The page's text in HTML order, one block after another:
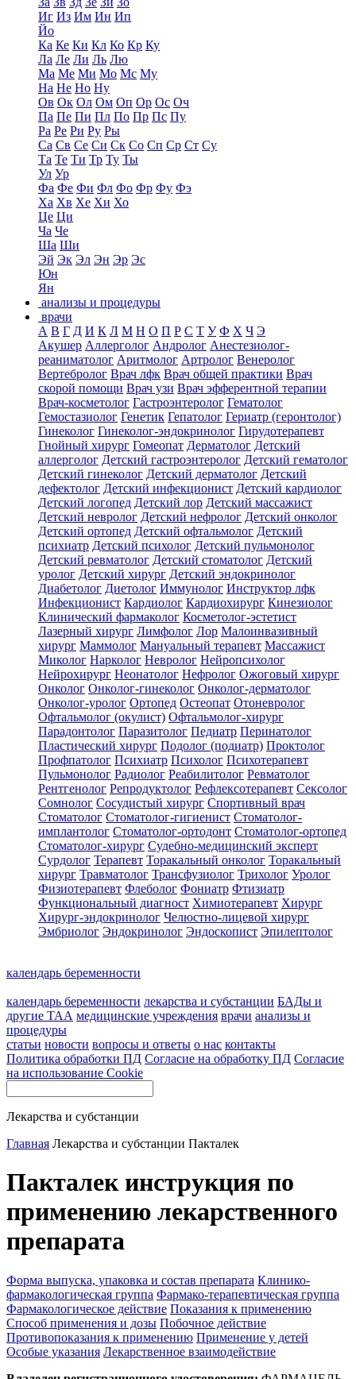
Иг Из Им Ин Ип
Йо
Ка Ке Ки Кл Ко Кр Ку
Ла Ле Ли Ль Лю
Ма Ме Ми Мо Мс Му
На Не Но Ну
Ов Ок Ол Ом Оп Ор Ос Оч
Па Пе Пи Пл По Пр Пс Пу
Ра Ре Ри Ру Ры
Са Св Се Си Ск Со Сп Ср Ст Су
Та Те Ти Тр Ту Ты
Ул Ур
Фа Фе Фи Фл Фо Фр Фу Фэ
Ха Хв Хе Хи Хо
Це Ци
Ча Че
Ша Ши
Эй Эк Эл Эн Эр Эс
Юн
Ян
анализы и процедуры
врачи
А В Г Д И К Л М Н О П Р С Т У Ф Х Ч Э
Акушер Аллерголог Андролог Анестезиолог-
реаниматолог Аритмолог Артролог Венеролог
Вертебролог Врач лфк Врач общей практики Врач
скорой помощи Врач узи Врач эфферентной терапии
Врач-косметолог Гастроэнтеролог Гематолог
Гемостазиолог Генетик Гепатолог Гериатр (геронтолог)
Гинеколог Гинеколог-эндокринолог Гирудотерапевт
Гнойный хирург Гомеопат Дерматолог Детский
аллерголог Детский гастроэнтеролог Детский гематолог
Детский гинеколог Детский дерматолог Детский
дефектолог Детский инфекционист Детский кардиолог
Детский логопед Детский лор Детский массажист
Детский невролог Детский нефролог Детский онколог
Детский ортопед Детский офтальмолог Детский
психиатр Детский психолог Детский пульмонолог
Детский ревматолог Детский стоматолог Детский
уролог Детский хирург Детский эндокринолог
Диабетолог Диетолог Иммунолог Инструктор лфк
Инфекционист Кардиолог Кардиохирург Кинезиолог
Клинический фармаколог Косметолог-эстетист
Лазерный хирург Лимфолог Лор Малоинвазивный
хирург Маммолог Мануальный терапевт Массажист
Миколог Нарколог Невролог Нейропсихолог
Нейрохирург Неонатолог Нефролог Ожоговый хирург
Онколог Онколог-гинеколог Онколог-дерматолог
Онколог-уролог Ортопед Остеопат Отоневролог
Офтальмолог (окулист) Офтальмолог-хирург
Парадонтолог Паразитолог Педиатр Перинатолог
Пластический хирург Подолог (подиатр) Проктолог
Профпатолог Психиатр Психолог Психотерапевт
Пульмонолог Радиолог Реабилитолог Ревматолог
Рентгенолог Репродуктолог Рефлексотерапевт Сексолог
Сомнолог Сосудистый хирург Спортивный врач
Стоматолог Стоматолог-гигиенист Стоматолог-
имплантолог Стоматолог-ортодонт Стоматолог-ортопед
Стоматолог-хирург Судебно-медицинский эксперт
Сурдолог Терапевт Торакальный онколог Торакальный
хирург Травматолог Трансфузиолог Трихолог Уролог
Физиотерапевт Флеболог Фониатр Фтизиатр
Функциональный диагност Химиотерапевт Хирург
Хирург-эндокринолог Челюстно-лицевой хирург
Эмбриолог Эндокринолог Эндоскопист Эпилептолог
календарь беременности
календарь беременности лекарства и субстанции БАДы и
другие ТАА медицинские учреждения врачи анализы и
процедуры
статьи новости вопросы и ответы о нас контакты
Политика обработки ПД Согласие на обработку ПД Согласие
на использование Cookie
Лекарства и субстанции
Главная Лекарства и субстанции Пакталек
Пакталек инструкция по
применению лекарственного
препарата
Форма выпуска, упаковка и состав препарата Клинико-
фармакологическая группа Фармако-терапевтическая группа
Фармакологическое действие Показания к применению
Способ применения и дозы Побочное действие
Противопоказания к применению Применение у детей
Особые указания Лекарственное взаимодействие